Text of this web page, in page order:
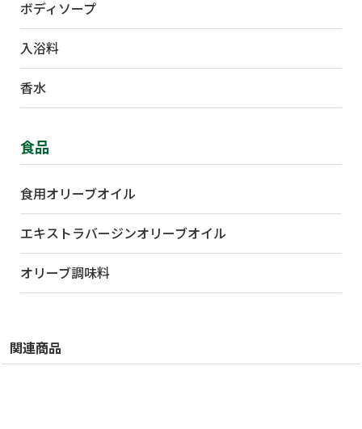
ボディソープ
入浴料
香水
食品
食用オリーブオイル
エキストラバージンオリーブオイル
オリーブ調味料
関連商品